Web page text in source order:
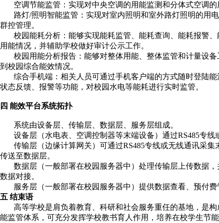
空调节能监管：实现对中央空调的用能监测和分体式空调的
路灯/照明智能监管：实现对室内照明和室外路灯照明的用
群控管理。
校园能耗分析：能够实现能耗监管、能耗查询、能耗报警、
用能情况，并辅助学校做好审计公示工作。
校园用能分析报告：能够对整体用能、整体监管和计量设备
到校园综合能效情况。
综合手机端：相关人员可通过手机客户端的方式随时登陆能
状态反馈、报警等功能，对校园水电等能耗进行实时监管。
四 能效平台系统拓扑
系统由设备层、传输层、数据层、服务层组成。
设备层（水电表、空调控制器等末端设备）通过RS485专线
传输层（边缘计算网关）可通过RS485专线或无线通讯采集
传送至数据层。
数据层（一般部署在校园服务器中）处理传输层上传数据，
数据对接。
服务层（一般部署在校园服务器中）提供数据查看、预付费
五 结束语
高等学校是肩负着教育、科研和社会服务重任的基地，是构
能监管体系，可充分发挥学校教书育人作用，培养在校学生节